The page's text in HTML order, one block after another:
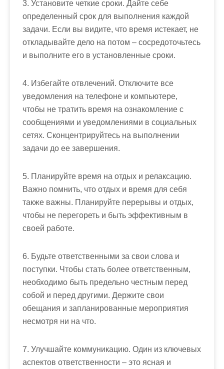
3. Установите четкие сроки. Дайте себе
определенный срок для выполнения каждой
задачи. Если вы видите, что время истекает, не
откладывайте дело на потом – сосредоточьтесь
и выполните его в установленные сроки.
4. Избегайте отвлечений. Отключите все
уведомления на телефоне и компьютере,
чтобы не тратить время на ознакомление с
сообщениями и уведомлениями в социальных
сетях. Сконцентрируйтесь на выполнении
задачи до ее завершения.
5. Планируйте время на отдых и релаксацию.
Важно помнить, что отдых и время для себя
также важны. Планируйте перерывы и отдых,
чтобы не перегореть и быть эффективным в
своей работе.
6. Будьте ответственными за свои слова и
поступки. Чтобы стать более ответственным,
необходимо быть предельно честным перед
собой и перед другими. Держите свои
обещания и запланированные мероприятия
несмотря ни на что.
7. Улучшайте коммуникацию. Один из ключевых
аспектов ответственности – это ясная и